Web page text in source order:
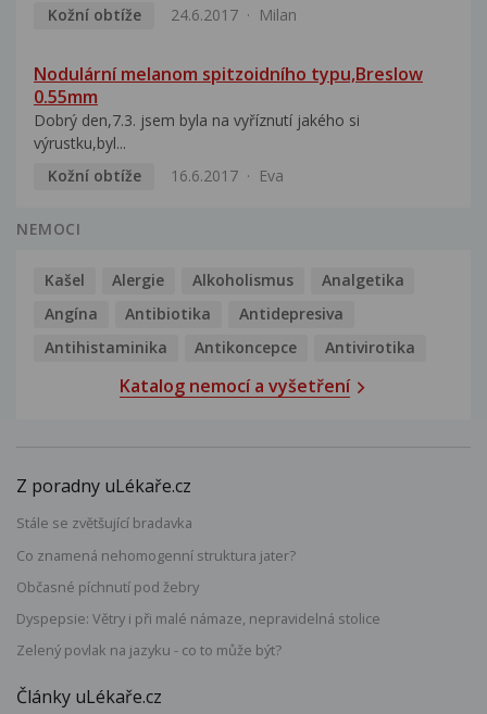
Kožní obtíže
24.6.2017 Milan
Nodulární melanom spitzoidního typu,Breslow
0.55mm
Dobrý den,7.3. jsem byla na vyříznutí jakého si
výrustku,byl...
Kožní obtíže
16.6.2017 Eva
NEMOCI
Kašel Alergie Alkoholismus
Analgetika
Angína
Antibiotika
Antidepresiva
Antihistaminika
Antikoncepce Antivirotika
Katalog nemocí a vyšetření
Z poradny uLékaře.cz
Stále se zvětšující bradavka
Co znamená nehomogenní struktura jater?
Občasné píchnutí pod žebry
Dyspepsie: Větry i při malé námaze, nepravidelná stolice
Zelený povlak na jazyku - co to může být?
Články uLékaře.cz